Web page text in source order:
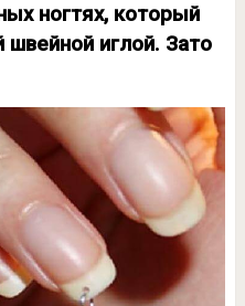
ногтях, который
иглой. Зато